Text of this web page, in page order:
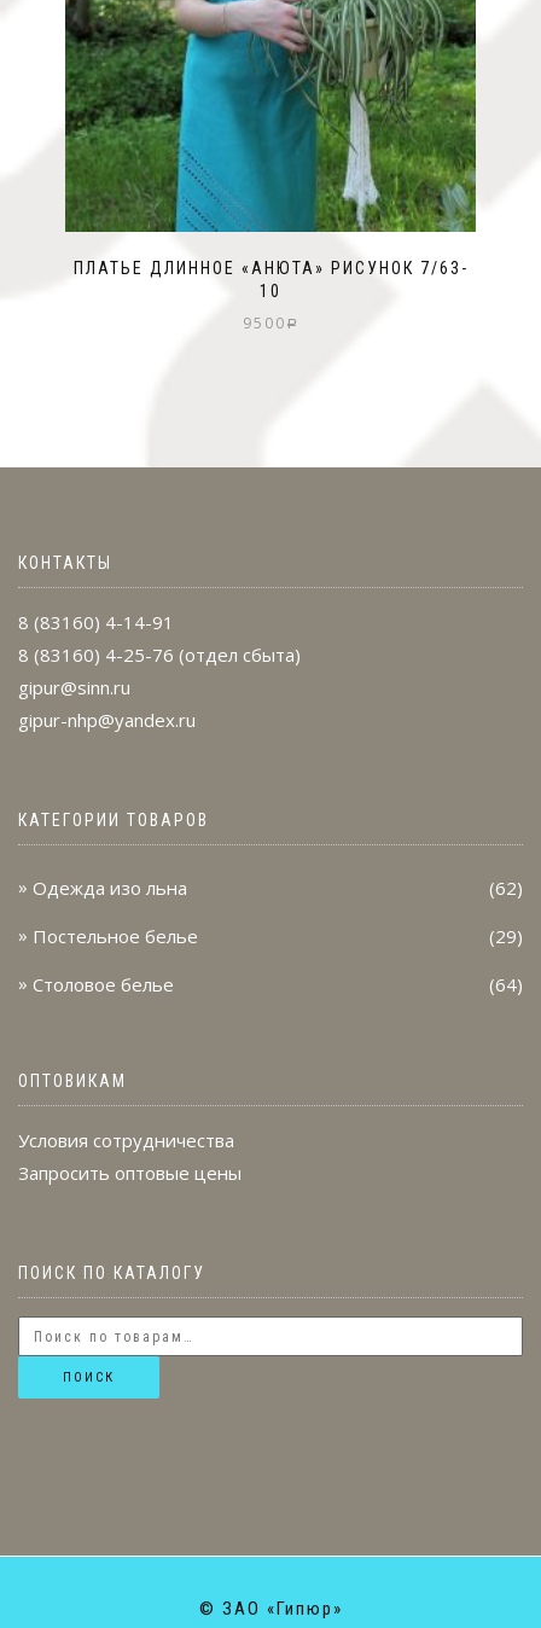
ПЛАТЬЕ ДЛИННОЕ «АНЮТА» РИСУНОК 7/63-
10
9500 Р
КОНТАКТЫ
8 (83160) 4-14-91
8 (83160) 4-25-76 (отдел сбыта)
gipur@sinn.ru
gipur-nhp@yandex.ru
КАТЕГОРИИ ТОВАРОВ
Одежда изо льна (62)
Постельное белье (29)
Столовое белье (64)
ОПТОВИКАМ
Условия сотрудничества
Запросить оптовые цены
ПОИСК ПО КАТАЛОГУ
ПОИСК
© ЗАО «Гипюр»